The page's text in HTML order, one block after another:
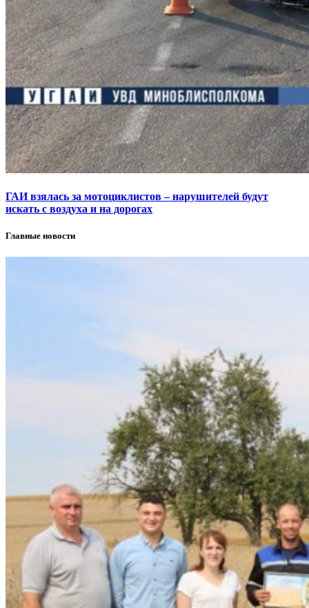
ГАИ взялась за мотоциклистов – нарушителей будут
искать с воздуха и на дорогах
Главные новости